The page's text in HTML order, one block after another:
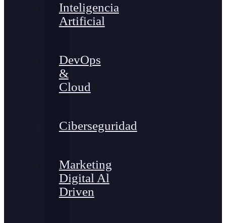
Inteligencia
Artificial
DevOps
&
Cloud
Ciberseguridad
Marketing
Digital Al
Driven